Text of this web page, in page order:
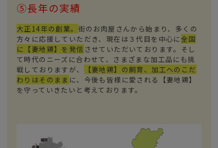
⑤長年の実績
大正14年の創業。 街のお肉屋さんから始まり、多くの
方々に応援していただき、現在は３代目を中心に全国
に【妻地鶏】を発信 させていただいております。そし
て時代のニーズに合わせて、さまざまな加工品にも挑
戦しておりますが、
【妻地鶏】の飼育、加工へのこだ
わりはそのまま に、今後も皆様に愛される【妻地鶏】
を守っていきたいと考えております。